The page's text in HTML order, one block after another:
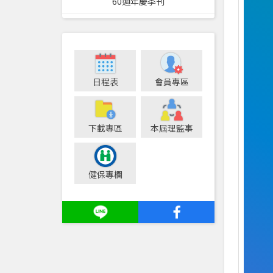
日程表 會員專區
下載專區 本屆理監事
健保專欄